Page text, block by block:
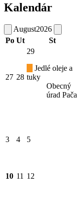
Kalendár
August2026
Po Ut St
27 28
29
Jedlé oleje a
tuky
Obecný
úrad Pača
3 4 5
10 11 12